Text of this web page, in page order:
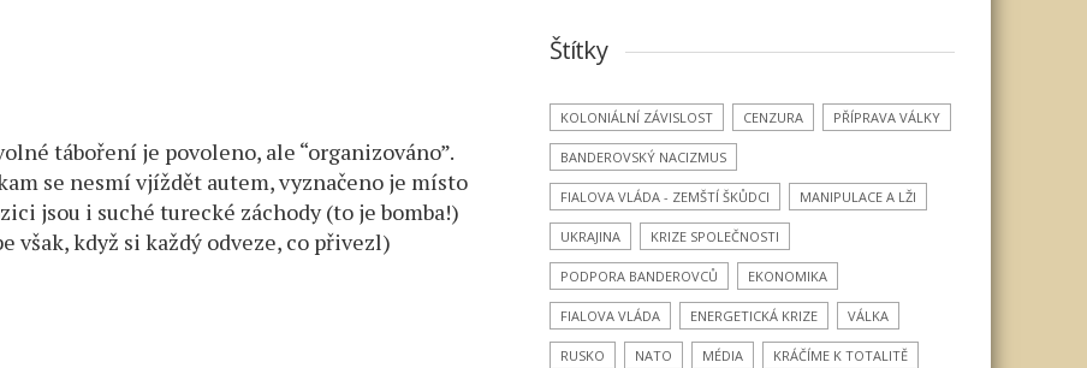
táboření je povoleno, ale “organizováno”.
se nesmí vjíždět autem, vyznačeno je místo
jsou i suché turecké záchody (to je bomba!)
však, když si každý odveze, co přivezl)
Štítky
KOLONIÁLNÍ ZÁVISLOST CENZURA PŘÍPRAVA VÁLKY
BANDEROVSKÝ NACIZMUS
FIALOVA VLÁDA - ZEMŠTÍ ŠKŮDCI MANIPULACE A LŽI
UKRAJINA KRIZE SPOLEČNOSTI
PODPORA BANDEROVCŮ EKONOMIKA
FIALOVA VLÁDA ENERGETICKÁ KRIZE VÁLKA
RUSKO NATO MÉDIA KRÁČÍME K TOTALITĚ